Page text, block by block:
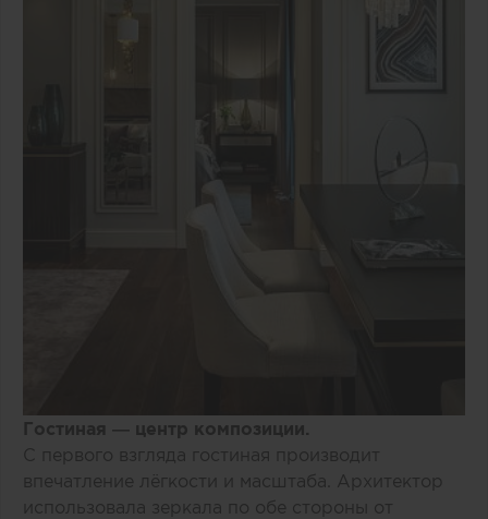
Гостиная — центр композиции.
С первого взгляда гостиная производит
впечатление лёгкости и масштаба. Архитектор
использовала зеркала по обе стороны от